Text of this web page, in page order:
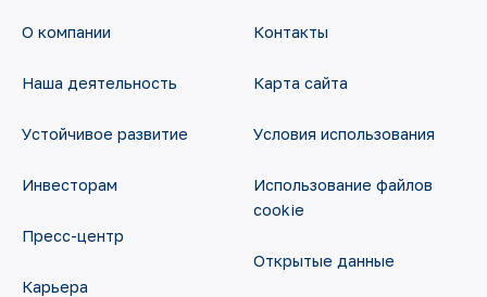
О компании
Наша деятельность
Устойчивое развитие
Инвесторам
Пресс-центр
Карьера
Контакты
Карта сайта
Условия использования
Использование файлов
cookie
Открытые данные